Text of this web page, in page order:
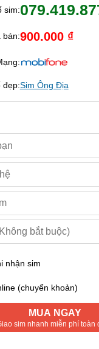
sim:
bán:900.000 ₫
đẹp:Sim Ông Địa
nhận sim
(chuyển khoản)
MUA NGAY
sim nhanh miễn phí toàn